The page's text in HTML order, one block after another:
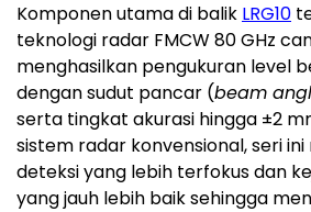
Komponen utama di balik LRG10
teknologi radar FMCW 80 GHz
menghasilkan pengukuran level
dengan sudut pancar (beam
serta tingkat akurasi hingga ±2
sistem radar konvensional, seri
deteksi yang lebih terfokus dan
yang jauh lebih baik sehingga